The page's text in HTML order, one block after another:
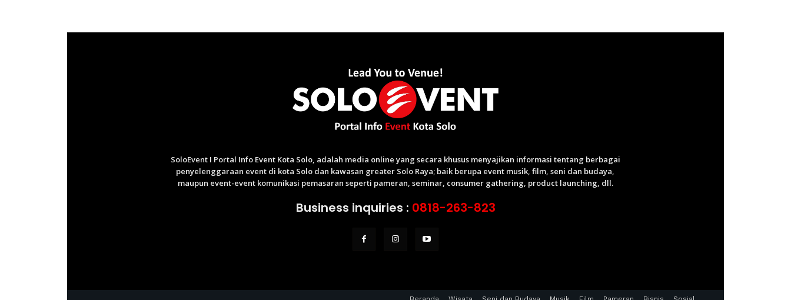
SoloEvent I Portal Info Event Kota Solo, adalah media online yang secara khusus menyajikan informasi tentang berbagai
penyelenggaraan event di kota Solo dan kawasan greater Solo Raya; baik berupa event musik, film, seni dan budaya,
maupun event-event komunikasi pemasaran seperti pameran, seminar, consumer gathering, product launching, dll.
Business inquiries : 0818-263-823